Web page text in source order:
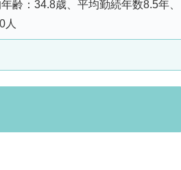
齢：34.8歳、平均勤続年数8.5年、
人